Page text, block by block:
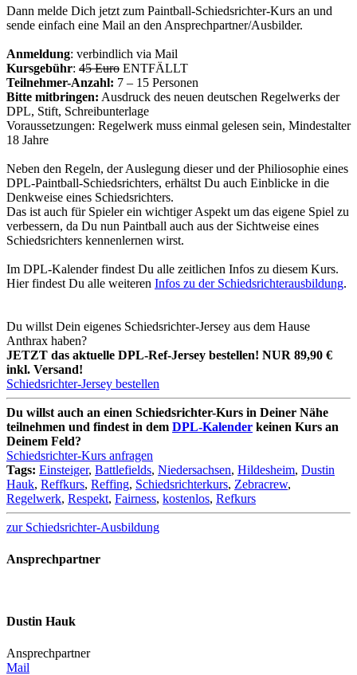
Dann melde Dich jetzt zum Paintball-Schiedsrichter-Kurs an und
sende einfach eine Mail an den Ansprechpartner/Ausbilder.
Anmeldung: verbindlich via Mail
Kursgebühr: 45 Euro ENTFÄLLT
Teilnehmer-Anzahl: 7 – 15 Personen
Bitte mitbringen: Ausdruck des neuen deutschen Regelwerks der
DPL, Stift, Schreibunterlage
Voraussetzungen: Regelwerk muss einmal gelesen sein, Mindestalter
18 Jahre
Neben den Regeln, der Auslegung dieser und der Philiosophie eines
DPL-Paintball-Schiedsrichters, erhältst Du auch Einblicke in die
Denkweise eines Schiedsrichters.
Das ist auch für Spieler ein wichtiger Aspekt um das eigene Spiel zu
verbessern, da Du nun Paintball auch aus der Sichtweise eines
Schiedsrichters kennenlernen wirst.
Im DPL-Kalender findest Du alle zeitlichen Infos zu diesem Kurs.
Hier findest Du alle weiteren Infos zu der Schiedsrichterausbildung.
Du willst Dein eigenes Schiedsrichter-Jersey aus dem Hause
Anthrax haben?
JETZT das aktuelle DPL-Ref-Jersey bestellen! NUR 89,90 €
inkl. Versand!
Schiedsrichter-Jersey bestellen
Du willst auch an einen Schiedsrichter-Kurs in Deiner Nähe
teilnehmen und findest in dem DPL-Kalender keinen Kurs an
Deinem Feld?
Schiedsrichter-Kurs anfragen
Tags: Einsteiger, Battlefields, Niedersachsen, Hildesheim, Dustin
Hauk, Reffkurs, Reffing, Schiedsrichterkurs, Zebracrew,
Regelwerk, Respekt, Fairness, kostenlos, Refkurs
zur Schiedsrichter-Ausbildung
Ansprechpartner
Dustin Hauk
Ansprechpartner
Mail